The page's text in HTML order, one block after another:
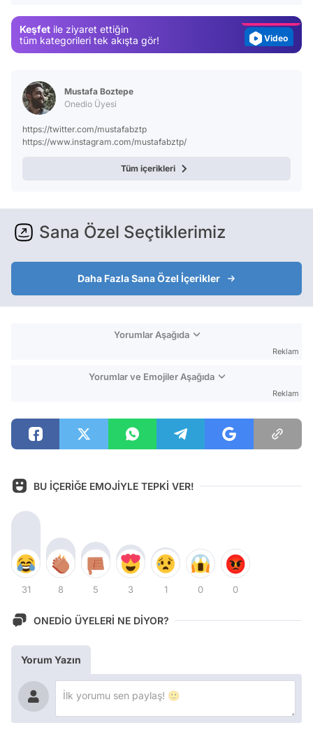
Keşfet ile ziyaret ettiğin
tüm kategorileri tek akışta gör!
Video
Mustafa Boztepe
Onedio Üyesi
https://twitter.com/mustafabztp
https://www.instagram.com/mustafabztp/
Tüm içerikleri
Sana Özel Seçtiklerimiz
Daha Fazla Sana Özel İçerikler
Yorumlar Aşağıda
Reklam
Yorumlar ve Emojiler Aşağıda
Reklam
BU İÇERİĞE EMOJİYLE TEPKİ VER!
31 8 5 3 1 0 0
ONEDİO ÜYELERİ NE DİYOR?
Yorum Yazın